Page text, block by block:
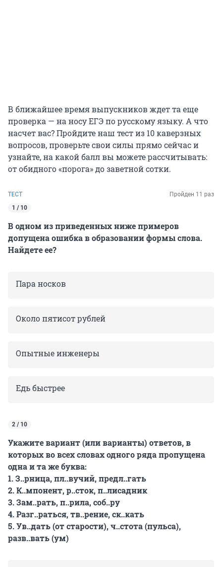
В ближайшее время выпускников ждет та еще
проверка — на носу ЕГЭ по русскому языку. А что
насчет вас? Пройдите наш тест из 10 каверзных
вопросов, проверьте свои силы прямо сейчас и
узнайте, на какой балл вы можете рассчитывать:
от обидного «порога» до заветной сотки.
ТЕСТ
Пройден 11 раз
1 / 10
В одном из приведенных ниже примеров
допущена ошибка в образовании формы слова.
Найдете ее?
Пара носков
Около пятисот рублей
Опытные инженеры
Едь быстрее
2 / 10
Укажите вариант (или варианты) ответов, в
которых во всех словах одного ряда пропущена
одна и та же буква:
1. З..рница, пл..вучий, предл..гать
2. К..мпонент, р..сток, п..лисадник
3. Зам..рать, п..рила, соб..ру
4. Разг..раться, тв..рение, ск..кать
5. Ув..дать (от старости), ч..стота (пульса),
разв..вать (ум)